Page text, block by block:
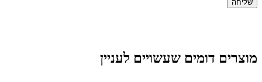
מוצרים דומים שעשויים לעניין